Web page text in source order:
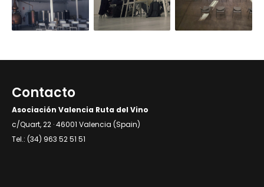
Contacto
Asociación Valencia Ruta del Vino
c/Quart, 22 · 46001 Valencia (Spain)
Tel.: (34) 963 52 51 51